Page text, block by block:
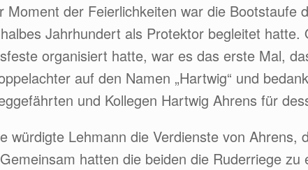
Moment der Feierlichkeiten war die Bootstaufe
Jahrhundert als Protektor begleitet
organisiert hatte, war es das erste Mal,
auf den Namen „Hartwig“ und
und Kollegen Hartwig Ahrens für
würdigte Lehmann die Verdienste von
hatten die beiden die Ruderriege